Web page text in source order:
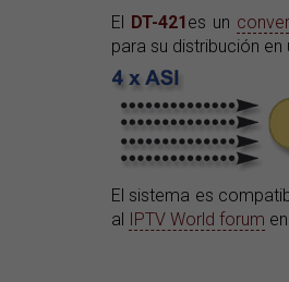
El DT-421es un
para su distribución en
El sistema es
al IPTV World forum